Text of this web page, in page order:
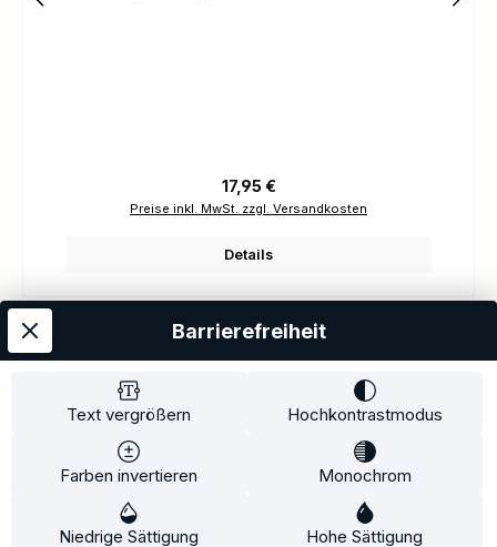
Regulärer Preis:
17,95 €
Preise inkl. MwSt. zzgl. Versandkosten
Details
Kostenloser Versand
Datenschutz
Widerrufsrecht
Widerrufsformular
Zahlung und Versand
Copyright© 2020-2025 Faventis GmbH. All Rights Reserved
Text vergrößern Hochkontrastmodus
Farben invertieren Monochrom
Niedrige Sättigung Hohe Sättigung
Barrierefreiheit